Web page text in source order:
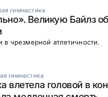
гимнастика
Великую Байлз
в чрезмерной атлетичности.
гимнастика
влетела головой в